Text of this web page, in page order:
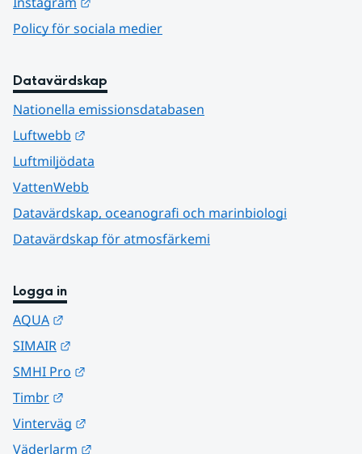
Policy för sociala medier
Datavärdskap
Nationella emissionsdatabasen
Luftwebb
Luftmiljödata
VattenWebb
Datavärdskap, oceanografi och marinbiologi
Datavärdskap för atmosfärkemi
Logga in
AQUA
SIMAIR
SMHI Pro
Timbr
Vinterväg
Väderlarm